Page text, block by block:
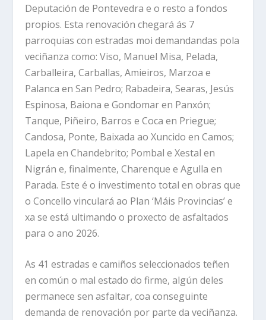
Deputación de Pontevedra e o resto a fondos
propios. Esta renovación chegará ás 7
parroquias con estradas moi demandandas pola
veciñanza como: Viso, Manuel Misa, Pelada,
Carballeira, Carballas, Amieiros, Marzoa e
Palanca en San Pedro; Rabadeira, Searas, Jesús
Espinosa, Baiona e Gondomar en Panxón;
Tanque, Piñeiro, Barros e Coca en Priegue;
Candosa, Ponte, Baixada ao Xuncido en Camos;
Lapela en Chandebrito; Pombal e Xestal en
Nigrán e, finalmente, Charenque e Agulla en
Parada. Este é o investimento total en obras que
o Concello vinculará ao Plan ‘Máis Provincias’ e
xa se está ultimando o proxecto de asfaltados
para o ano 2026.
As 41 estradas e camiños seleccionados teñen
en común o mal estado do firme, algún deles
permanece sen asfaltar, coa conseguinte
demanda de renovación por parte da veciñanza.